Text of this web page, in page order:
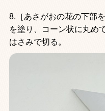
8.［あさがおの花の下部
を塗り、コーン状に丸め
はさみで切る。